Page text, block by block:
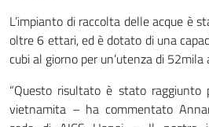
L’impianto di raccolta delle acque è
oltre 6 ettari, ed è dotato di una
cubi al giorno per un’utenza di
“Questo risultato è stato raggiunto
vietnamita – ha commentato